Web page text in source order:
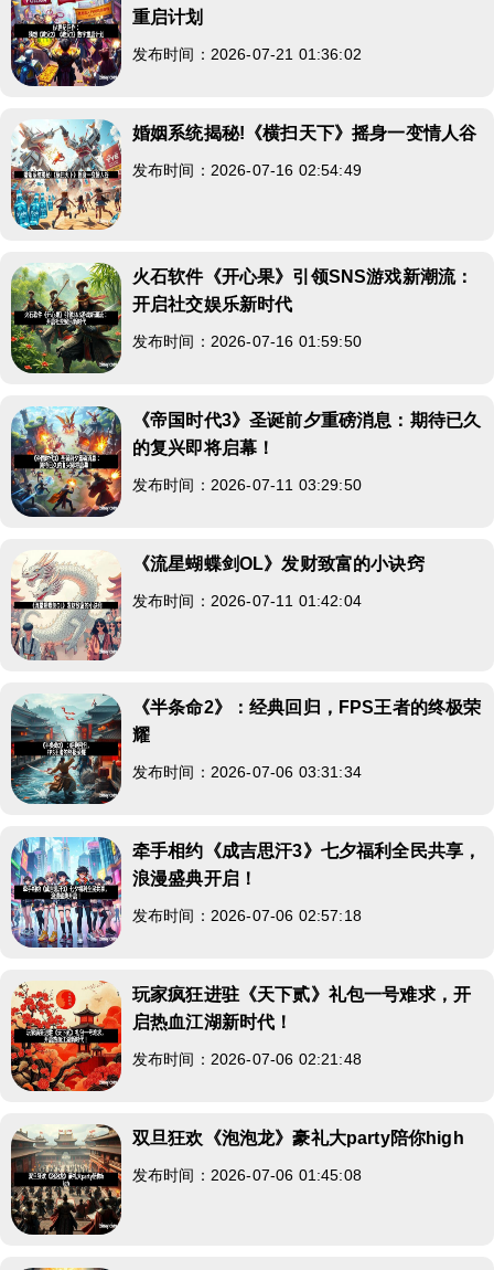
重启计划
发布时间：2026-07-21 01:36:02
婚姻系统揭秘!《横扫天下》摇身一变情人谷
发布时间：2026-07-16 02:54:49
火石软件《开心果》引领SNS游戏新潮流：
开启社交娱乐新时代
发布时间：2026-07-16 01:59:50
《帝国时代3》圣诞前夕重磅消息：期待已久
的复兴即将启幕！
发布时间：2026-07-11 03:29:50
《流星蝴蝶剑OL》发财致富的小诀窍
发布时间：2026-07-11 01:42:04
《半条命2》：经典回归，FPS王者的终极荣
耀
发布时间：2026-07-06 03:31:34
牵手相约《成吉思汗3》七夕福利全民共享，
浪漫盛典开启！
发布时间：2026-07-06 02:57:18
玩家疯狂进驻《天下贰》礼包一号难求，开
启热血江湖新时代！
发布时间：2026-07-06 02:21:48
双旦狂欢《泡泡龙》豪礼大party陪你high
发布时间：2026-07-06 01:45:08